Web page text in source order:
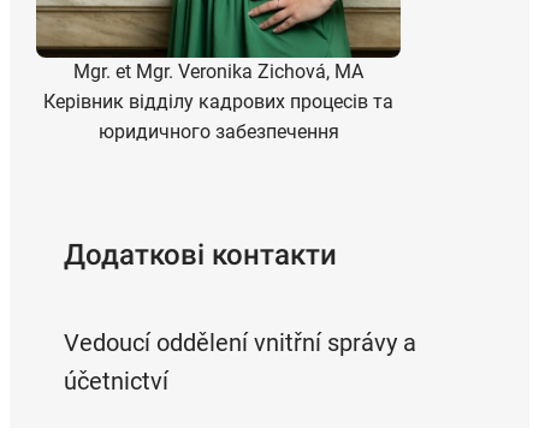
Mgr. et Mgr. Veronika Zichová, MA
Керівник відділу кадрових процесів та
юридичного забезпечення
Додаткові контакти
Vedoucí oddělení vnitřní správy a
účetnictví